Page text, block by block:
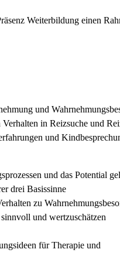
Weiterbildung einen
und
in Reizsuche und
und
und das Potential
drei Basissinne
zu
und wertzuschätzen
für Therapie und